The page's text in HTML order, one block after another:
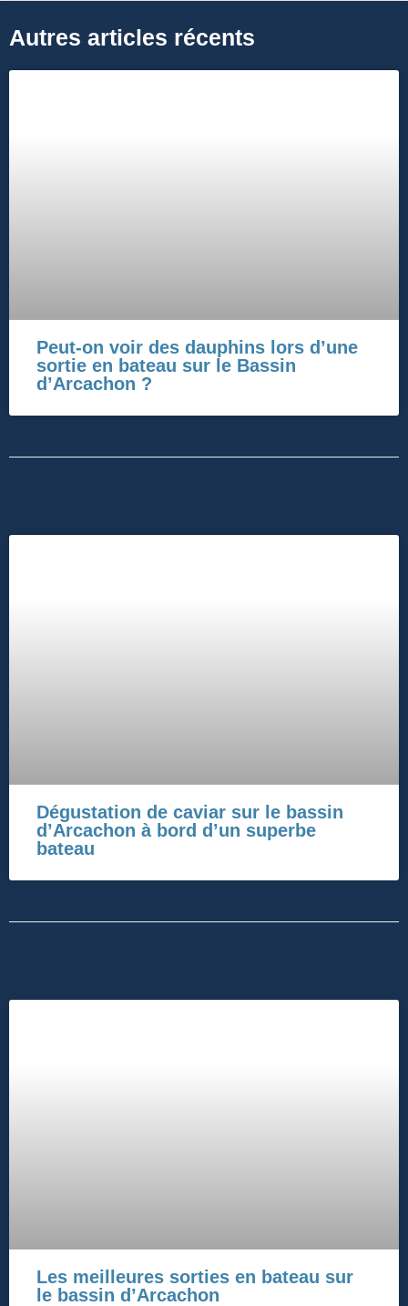
Autres articles récents
Peut-on voir des dauphins lors d’une
sortie en bateau sur le Bassin
d’Arcachon ?
Dégustation de caviar sur le bassin
d’Arcachon à bord d’un superbe
bateau
Les meilleures sorties en bateau sur
le bassin d’Arcachon